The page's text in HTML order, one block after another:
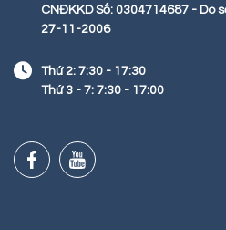
CNĐKKD Số: 0304714687 - Do
27-11-2006
Thứ 2: 7:30 - 17:30
Thứ 3 - 7: 7:30 - 17:00